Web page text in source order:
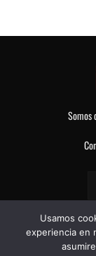
Somos
Usamos
experiencia en